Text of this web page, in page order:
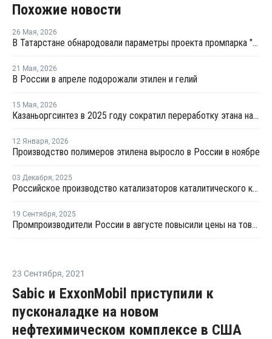
Похожие новости
26 Мая, 2026
В Татарстане обнародовали параметры проекта промпарка "Этилен-600"
21 Мая, 2026
В России в апреле подорожали этилен и гелий
15 Мая, 2026
Казаньоргсинтез в 2025 году сократил переработку этана на 5%, сжиженного газа – на 24%
12 Января, 2026
Производство полимеров этилена выросло в России в ноябре
03 Декабря, 2025
Российское производство катализаторов каталитического крекинга достигло 12 тыс. тонн в год
19 Сентября, 2025
Промпроизводители России в августе повысили цены на товары на 1,1%
23 Сентября, 2021
Sabic и ExxonMobil приступили к
пусконаладке на новом
нефтехимическом комплексе в США